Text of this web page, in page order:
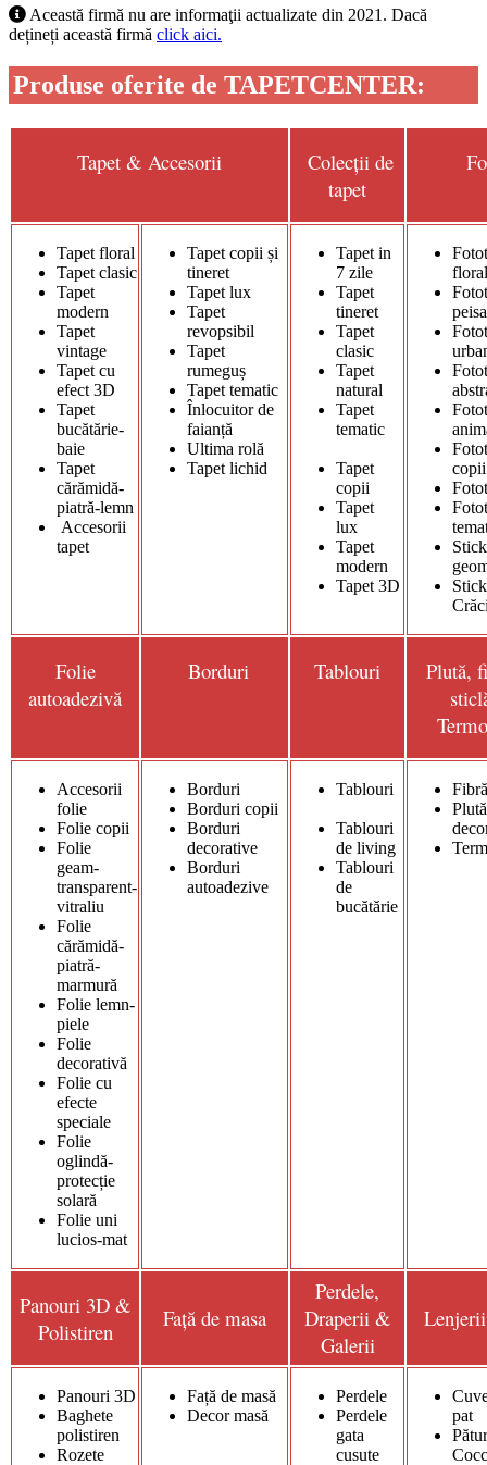
Această firmă nu are informaţii actualizate din 2021. Dacă
dețineți această firmă click aici.
Produse oferite de TAPETCENTER:
Tapet & Accesorii
Colecții de
tapet
Tapet floral
Tapet clasic
Tapet
modern
Tapet
vintage
Tapet cu
efect 3D
Tapet
bucătărie-
baie
Tapet
cărămidă-
piatră-lemn
Accesorii
tapet
Tapet copii și
tineret
Tapet lux
Tapet
revopsibil
Tapet
rumeguș
Tapet tematic
Înlocuitor de
faianță
Ultima rolă
Tapet lichid
Tapet in
7 zile
Tapet
tineret
Tapet
clasic
Tapet
natural
Tapet
tematic
Tapet
copii
Tapet
lux
Tapet
modern
Tapet 3D
floral
copii
Folie
autoadezivă
Borduri Tablouri
Plută,
Accesorii
folie
Folie copii
Folie
geam-
transparent-
vitraliu
Folie
cărămidă-
piatră-
marmură
Folie lemn-
piele
Folie
decorativă
Folie cu
efecte
speciale
Folie
oglindă-
protecție
solară
Folie uni
lucios-mat
Borduri
Borduri copii
Borduri
decorative
Borduri
autoadezive
Tablouri
Tablouri
de living
Tablouri
de
bucătărie
Plută
Panouri 3D &
Polistiren
Față de masa
Perdele,
Draperii &
Galerii
Panouri 3D
Baghete
polistiren
Rozete
Față de masă
Decor masă
Perdele
Perdele
gata
cusute
pat